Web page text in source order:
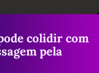
colidir com
pela